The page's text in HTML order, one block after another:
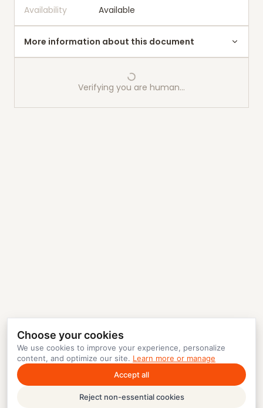
Availability
Available
More information about this document
Verifying you are human…
Choose your cookies
We use cookies to improve your experience, personalize
content, and optimize our site. Learn more or manage
Accept all
Reject non-essential cookies